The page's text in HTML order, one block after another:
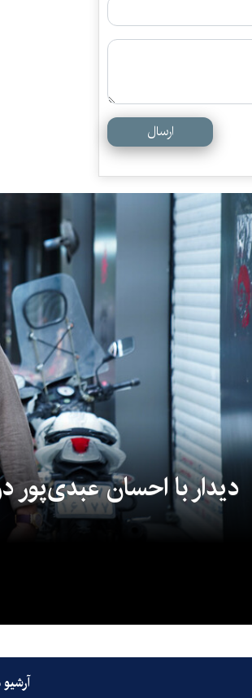
ارسال
دیدار با احسان عبدی‌پور